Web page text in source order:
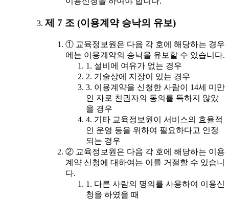
제 7 조 (이용계약 승낙의 유보)
① 교육정보원은 다음 각 호에 해당하는 경우
에는 이용계약의 승낙을 유보할 수 있습니다.
1. 설비에 여유가 없는 경우
2. 기술상에 지장이 있는 경우
3. 이용계약을 신청한 사람이 14세 미만
인 자로 친권자의 동의를 득하지 않았
을 경우
4. 기타 교육정보원이 서비스의 효율적
인 운영 등을 위하여 필요하다고 인정
되는 경우
② 교육정보원은 다음 각 호에 해당하는 이용
계약 신청에 대하여는 이를 거절할 수 있습니
다.
1. 다른 사람의 명의를 사용하여 이용신
청을 하였을 때